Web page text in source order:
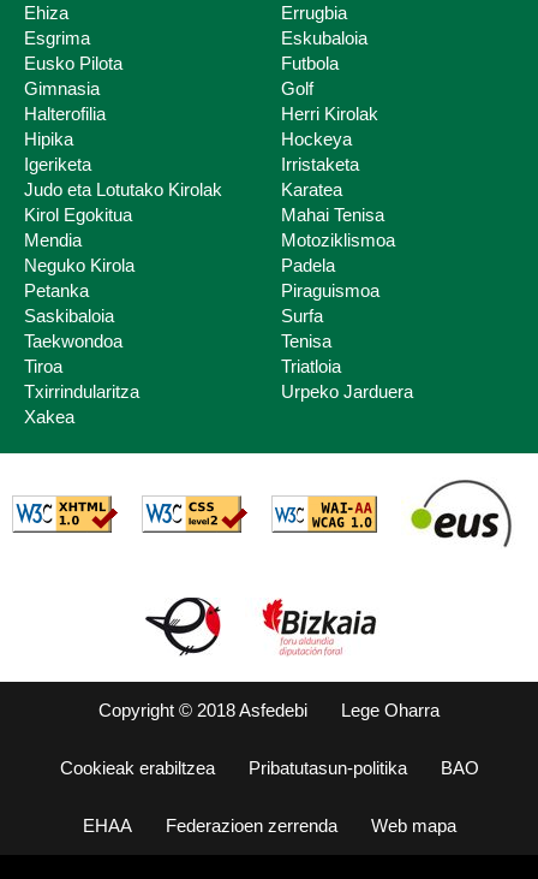
Eskola kirola
Ehiza
Errugbia
Esgrima
Eskubaloia
Eusko Pilota
Futbola
Gimnasia
Golf
Halterofilia
Herri Kirolak
Hipika
Hockeya
Igeriketa
Irristaketa
Judo eta Lotutako Kirolak
Karatea
Kirol Egokitua
Mahai Tenisa
Mendia
Motoziklismoa
Neguko Kirola
Padela
Petanka
Piraguismoa
Saskibaloia
Surfa
Taekwondoa
Tenisa
Tiroa
Triatloia
Txirrindularitza
Urpeko Jarduera
Xakea
Copyright © 2018 Asfedebi Lege Oharra
Cookieak erabiltzea Pribatutasun-politika BAO
EHAA Federazioen zerrenda Web mapa